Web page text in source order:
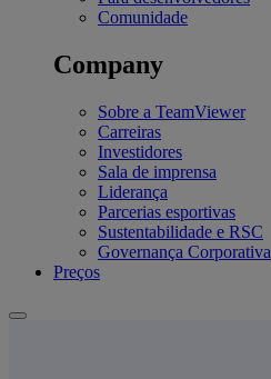
Comunidade
Company
Sobre a TeamViewer
Carreiras
Investidores
Sala de imprensa
Liderança
Parcerias esportivas
Sustentabilidade e RSC
Governança Corporativa
Preços